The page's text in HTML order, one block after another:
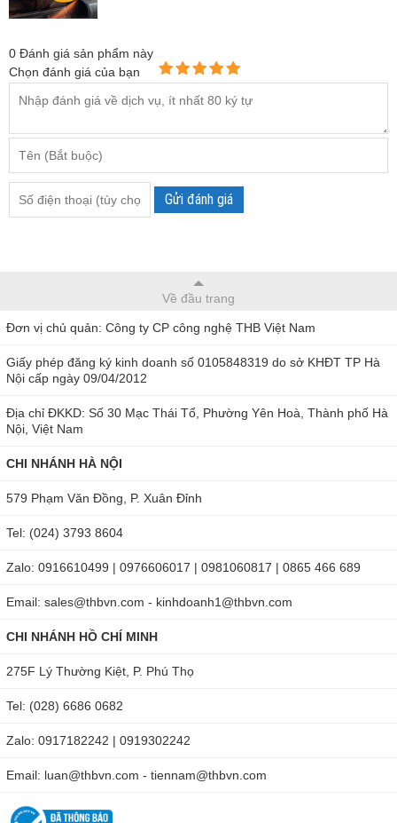
0 Đánh giá sản phẩm này
Chọn đánh giá của bạn
Gửi đánh giá
Về đầu trang
Đơn vị chủ quản: Công ty CP công nghệ THB Việt Nam
Giấy phép đăng ký kinh doanh số 0105848319 do sở KHĐT TP Hà
Nội cấp ngày 09/04/2012
Địa chỉ ĐKKD: Số 30 Mạc Thái Tổ, Phường Yên Hoà, Thành phố Hà
Nội, Việt Nam
CHI NHÁNH HÀ NỘI
579 Phạm Văn Đồng, P. Xuân Đỉnh
Tel: (024) 3793 8604
Zalo: 0916610499 | 0976606017 | 0981060817 | 0865 466 689
Email: sales@thbvn.com - kinhdoanh1@thbvn.com
CHI NHÁNH HỒ CHÍ MINH
275F Lý Thường Kiệt, P. Phú Thọ
Tel: (028) 6686 0682
Zalo: 0917182242 | 0919302242
Email: luan@thbvn.com - tiennam@thbvn.com